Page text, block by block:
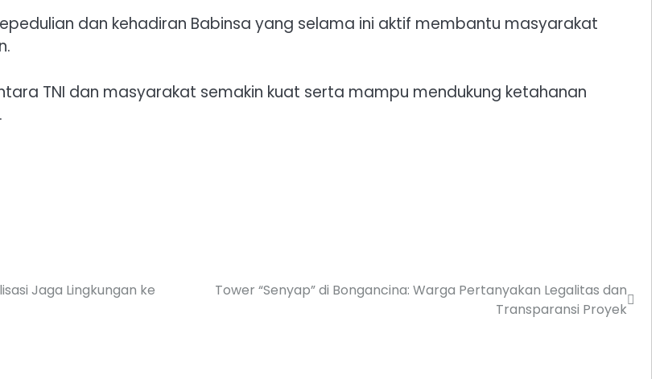
dan kehadiran Babinsa yang selama ini aktif membantu masyarakat
TNI dan masyarakat semakin kuat serta mampu mendukung ketahanan
Jaga Lingkungan ke
Tower “Senyap” di Bongancina: Warga Pertanyakan Legalitas dan
Transparansi Proyek